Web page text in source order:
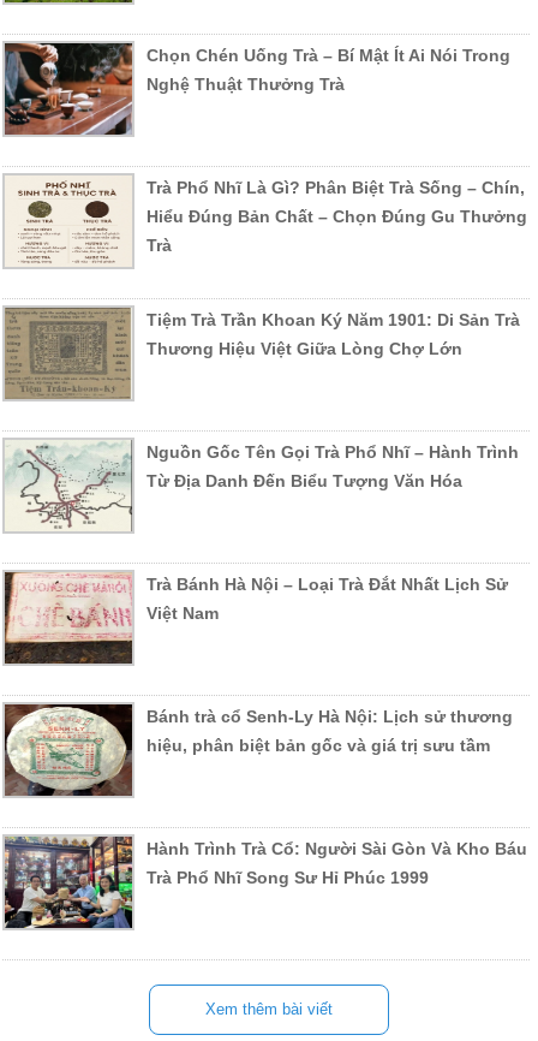
Chọn Chén Uống Trà – Bí Mật Ít Ai Nói Trong
Nghệ Thuật Thưởng Trà
Trà Phổ Nhĩ Là Gì? Phân Biệt Trà Sống – Chín,
Hiểu Đúng Bản Chất – Chọn Đúng Gu Thưởng
Trà
Tiệm Trà Trần Khoan Ký Năm 1901: Di Sản Trà
Thương Hiệu Việt Giữa Lòng Chợ Lớn
Nguồn Gốc Tên Gọi Trà Phổ Nhĩ – Hành Trình
Từ Địa Danh Đến Biểu Tượng Văn Hóa
Trà Bánh Hà Nội – Loại Trà Đắt Nhất Lịch Sử
Việt Nam
Bánh trà cổ Senh-Ly Hà Nội: Lịch sử thương
hiệu, phân biệt bản gốc và giá trị sưu tầm
Hành Trình Trà Cổ: Người Sài Gòn Và Kho Báu
Trà Phổ Nhĩ Song Sư Hỉ Phúc 1999
Xem thêm bài viết